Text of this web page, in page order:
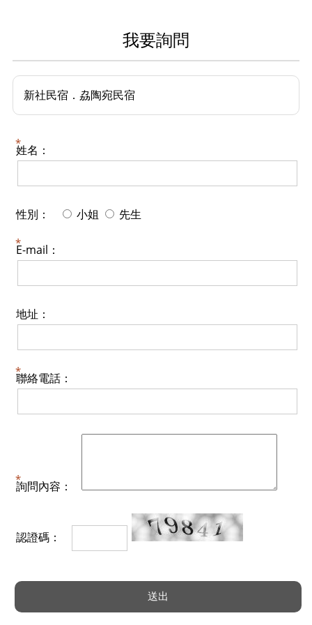
我要詢問
新社民宿．劦陶宛民宿
姓名：
性別： 小姐 先生
E-mail：
地址：
聯絡電話：
詢問內容：
認證碼：